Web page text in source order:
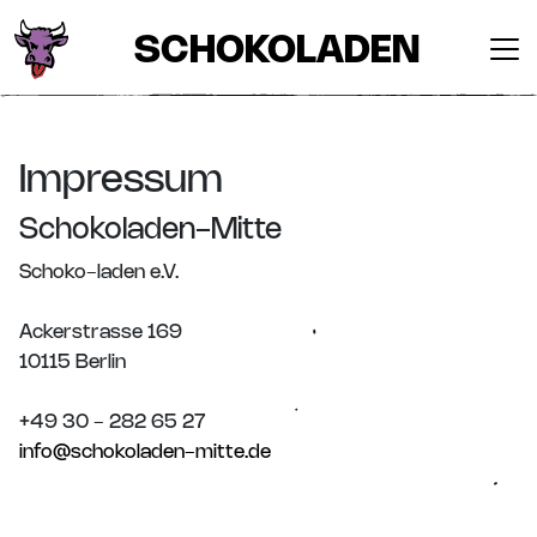
SCHOKOLADEN
Impressum
Schokoladen-Mitte
Schoko-laden e.V.
Ackerstrasse 169
10115 Berlin
+49 30 - 282 65 27
info@schokoladen-mitte.de